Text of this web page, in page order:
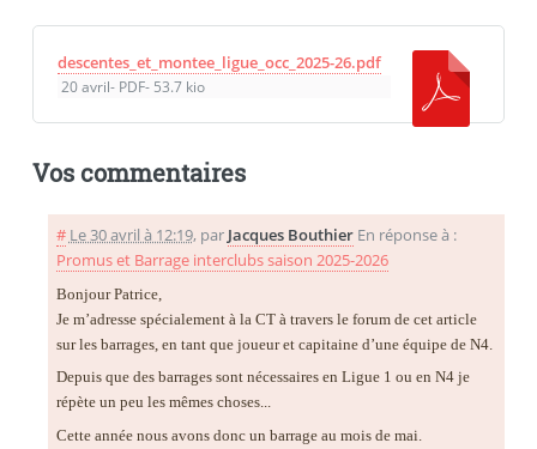
descentes_et_montee_ligue_occ_2025-26.pdf
20 avril- PDF- 53.7 kio
Vos commentaires
# Le 30 avril à 12:19, par Jacques Bouthier En réponse à :
Promus et Barrage interclubs saison 2025-2026
Bonjour Patrice,
Je m’adresse spécialement à la CT à travers le forum de cet article
sur les barrages, en tant que joueur et capitaine d’une équipe de N4.
Depuis que des barrages sont nécessaires en Ligue 1 ou en N4 je
répète un peu les mêmes choses...
Cette année nous avons donc un barrage au mois de mai.